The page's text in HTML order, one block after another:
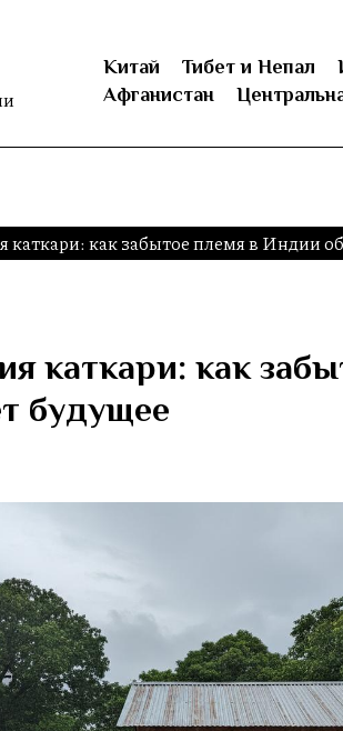
Китай Тибет и Непал
Афганистан
каткари: как забытое племя в Индии
каткари: как
будущее